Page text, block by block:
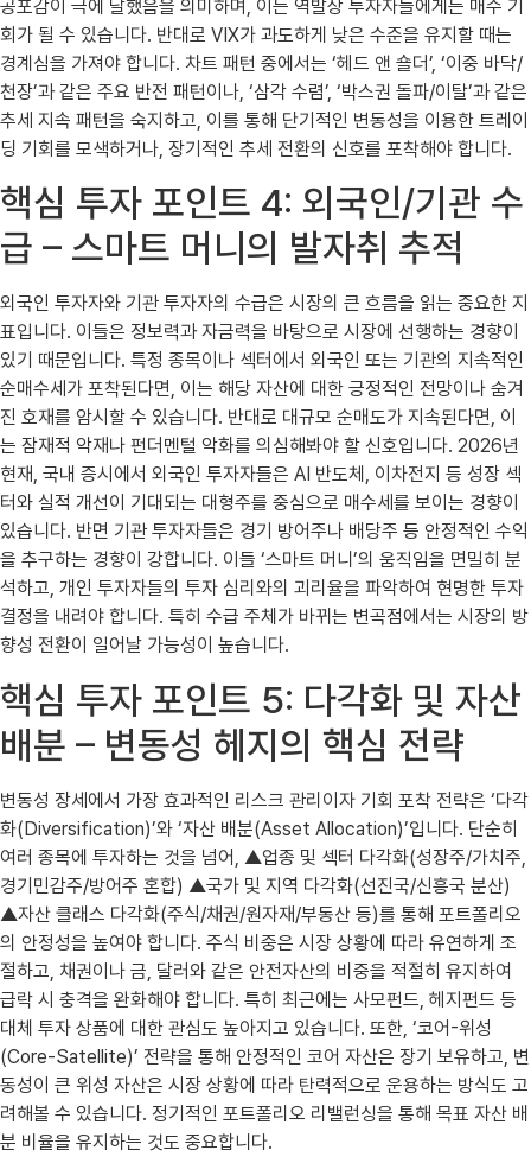
공포감이 극에 달했음을 의미하며, 이는 역발상 투자자들에게는 매수 기
회가 될 수 있습니다. 반대로 VIX가 과도하게 낮은 수준을 유지할 때는
경계심을 가져야 합니다. 차트 패턴 중에서는 ‘헤드 앤 숄더’, ‘이중 바닥/
천장’과 같은 주요 반전 패턴이나, ‘삼각 수렴’, ‘박스권 돌파/이탈’과 같은
추세 지속 패턴을 숙지하고, 이를 통해 단기적인 변동성을 이용한 트레이
딩 기회를 모색하거나, 장기적인 추세 전환의 신호를 포착해야 합니다.
핵심 투자 포인트 4: 외국인/기관 수
급 – 스마트 머니의 발자취 추적
외국인 투자자와 기관 투자자의 수급은 시장의 큰 흐름을 읽는 중요한 지
표입니다. 이들은 정보력과 자금력을 바탕으로 시장에 선행하는 경향이
있기 때문입니다. 특정 종목이나 섹터에서 외국인 또는 기관의 지속적인
순매수세가 포착된다면, 이는 해당 자산에 대한 긍정적인 전망이나 숨겨
진 호재를 암시할 수 있습니다. 반대로 대규모 순매도가 지속된다면, 이
는 잠재적 악재나 펀더멘털 악화를 의심해봐야 할 신호입니다. 2026년
현재, 국내 증시에서 외국인 투자자들은 AI 반도체, 이차전지 등 성장 섹
터와 실적 개선이 기대되는 대형주를 중심으로 매수세를 보이는 경향이
있습니다. 반면 기관 투자자들은 경기 방어주나 배당주 등 안정적인 수익
을 추구하는 경향이 강합니다. 이들 ‘스마트 머니’의 움직임을 면밀히 분
석하고, 개인 투자자들의 투자 심리와의 괴리율을 파악하여 현명한 투자
결정을 내려야 합니다. 특히 수급 주체가 바뀌는 변곡점에서는 시장의 방
향성 전환이 일어날 가능성이 높습니다.
핵심 투자 포인트 5: 다각화 및 자산
배분 – 변동성 헤지의 핵심 전략
변동성 장세에서 가장 효과적인 리스크 관리이자 기회 포착 전략은 ‘다각
화(Diversification)’와 ‘자산 배분(Asset Allocation)’입니다. 단순히
여러 종목에 투자하는 것을 넘어, ▲업종 및 섹터 다각화(성장주/가치주,
경기민감주/방어주 혼합) ▲국가 및 지역 다각화(선진국/신흥국 분산)
▲자산 클래스 다각화(주식/채권/원자재/부동산 등)를 통해 포트폴리오
의 안정성을 높여야 합니다. 주식 비중은 시장 상황에 따라 유연하게 조
절하고, 채권이나 금, 달러와 같은 안전자산의 비중을 적절히 유지하여
급락 시 충격을 완화해야 합니다. 특히 최근에는 사모펀드, 헤지펀드 등
대체 투자 상품에 대한 관심도 높아지고 있습니다. 또한, ‘코어-위성
(Core-Satellite)’ 전략을 통해 안정적인 코어 자산은 장기 보유하고, 변
동성이 큰 위성 자산은 시장 상황에 따라 탄력적으로 운용하는 방식도 고
려해볼 수 있습니다. 정기적인 포트폴리오 리밸런싱을 통해 목표 자산 배
분 비율을 유지하는 것도 중요합니다.